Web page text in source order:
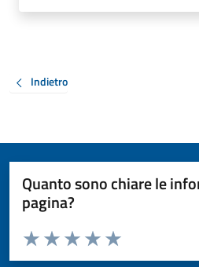
Indietro
Quanto sono chiare le
pagina?
Valuta da 1 a 5 stelle la pagina
Valuta 5 stelle su
Valuta 4 stelle su 5
Valuta 3 stelle su 5
Valuta 2 stelle su 5
Valuta 1 stelle su 5